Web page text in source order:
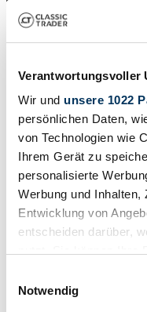
Verantwortungsvoller
Wir und unsere 1022
persönlichen Daten,
von Technologien wie
Ihrem Gerät zu
personalisierte
Werbung und
Entwicklung von
entscheiden darüber,
Trigger Symbol ändern
Notwendig
Tipo 170
Karosserieform
Kleinwagen
Tachostand (abgelesen)
Leistung (kW/PS)